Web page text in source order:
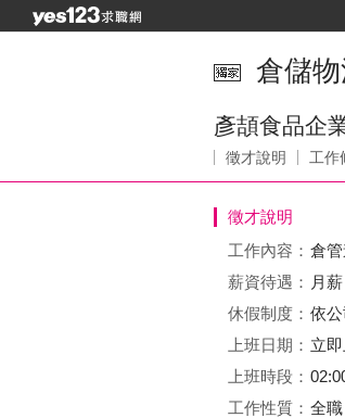
倉儲
彥頡食品企
徵才說明 工作
徵才說明
工作內容： 倉
薪資待遇： 月
休假制度： 依
上班日期： 立
上班時段：
工作性質： 全職